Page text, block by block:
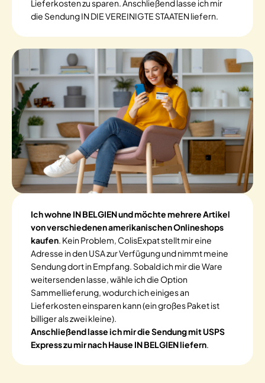
Lieferkosten zu sparen. Anschließend lasse ich mir
die Sendung IN DIE VEREINIGTE STAATEN liefern.
Ich wohne IN BELGIEN und möchte mehrere Artikel
von verschiedenen amerikanischen Onlineshops
kaufen. Kein Problem, ColisExpat stellt mir eine
Adresse in den USA zur Verfügung und nimmt meine
Sendung dort in Empfang. Sobald ich mir die Ware
weitersenden lasse, wähle ich die Option
Sammellieferung, wodurch ich einiges an
Lieferkosten einsparen kann (ein großes Paket ist
billiger als zwei kleine).
Anschließend lasse ich mir die Sendung mit USPS
Express zu mir nach Hause IN BELGIEN liefern.